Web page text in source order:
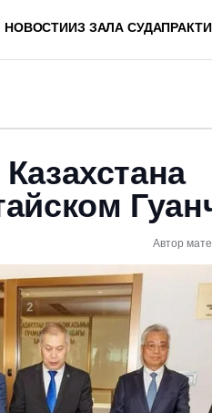
НОВОСТИИЗ ЗАЛА СУДА
Автор